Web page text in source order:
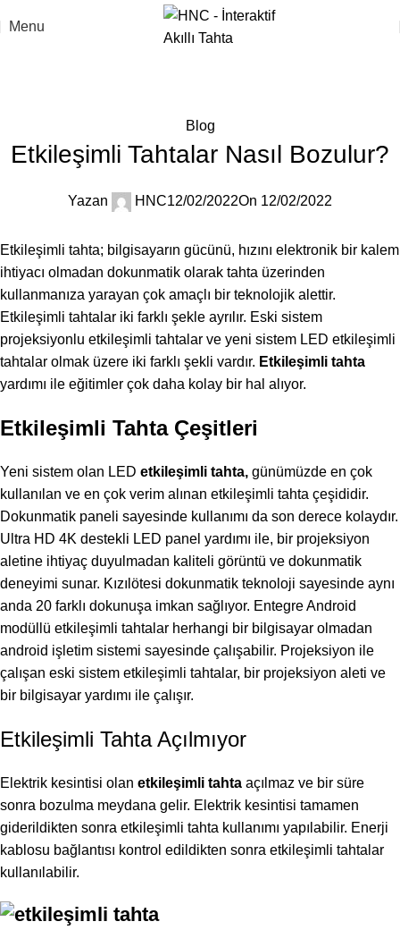
Menu
Blog
Etkileşimli Tahtalar Nasıl Bozulur?
Yazan HNC12/02/2022On 12/02/2022
Etkileşimli tahta; bilgisayarın gücünü, hızını elektronik bir kalem
ihtiyacı olmadan dokunmatik olarak tahta üzerinden
kullanmanıza yarayan çok amaçlı bir teknolojik alettir.
Etkileşimli tahtalar iki farklı şekle ayrılır. Eski sistem
projeksiyonlu etkileşimli tahtalar ve yeni sistem LED etkileşimli
tahtalar olmak üzere iki farklı şekli vardır. Etkileşimli tahta
yardımı ile eğitimler çok daha kolay bir hal alıyor.
Etkileşimli Tahta Çeşitleri
Yeni sistem olan LED etkileşimli tahta, günümüzde en çok
kullanılan ve en çok verim alınan etkileşimli tahta çeşididir.
Dokunmatik paneli sayesinde kullanımı da son derece kolaydır.
Ultra HD 4K destekli LED panel yardımı ile, bir projeksiyon
aletine ihtiyaç duyulmadan kaliteli görüntü ve dokunmatik
deneyimi sunar. Kızılötesi dokunmatik teknoloji sayesinde aynı
anda 20 farklı dokunuşa imkan sağlıyor. Entegre Android
modüllü etkileşimli tahtalar herhangi bir bilgisayar olmadan
android işletim sistemi sayesinde çalışabilir. Projeksiyon ile
çalışan eski sistem etkileşimli tahtalar, bir projeksiyon aleti ve
bir bilgisayar yardımı ile çalışır.
Etkileşimli Tahta Açılmıyor
Elektrik kesintisi olan etkileşimli tahta açılmaz ve bir süre
sonra bozulma meydana gelir. Elektrik kesintisi tamamen
giderildikten sonra etkileşimli tahta kullanımı yapılabilir. Enerji
kablosu bağlantısı kontrol edildikten sonra etkileşimli tahtalar
kullanılabilir.